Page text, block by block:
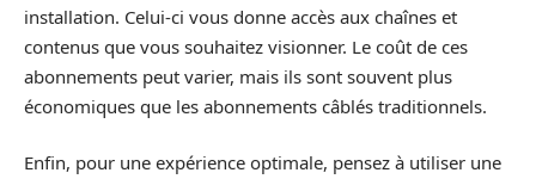
installation. Celui-ci vous donne accès aux chaînes et
contenus que vous souhaitez visionner. Le coût de ces
abonnements peut varier, mais ils sont souvent plus
économiques que les abonnements câblés traditionnels.
Enfin, pour une expérience optimale, pensez à utiliser une